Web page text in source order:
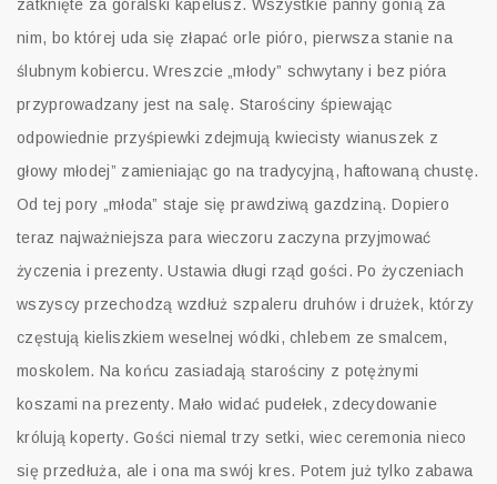
zatknięte za góralski kapelusz. Wszystkie panny gonią za
nim, bo której uda się złapać orle pióro, pierwsza stanie na
ślubnym kobiercu. Wreszcie „młody” schwytany i bez pióra
przyprowadzany jest na salę. Starościny śpiewając
odpowiednie przyśpiewki zdejmują kwiecisty wianuszek z
głowy młodej” zamieniając go na tradycyjną, haftowaną chustę.
Od tej pory „młoda” staje się prawdziwą gazdziną. Dopiero
teraz najważniejsza para wieczoru zaczyna przyjmować
życzenia i prezenty. Ustawia długi rząd gości. Po życzeniach
wszyscy przechodzą wzdłuż szpaleru druhów i drużek, którzy
częstują kieliszkiem weselnej wódki, chlebem ze smalcem,
moskolem. Na końcu zasiadają starościny z potężnymi
koszami na prezenty. Mało widać pudełek, zdecydowanie
królują koperty. Gości niemal trzy setki, wiec ceremonia nieco
się przedłuża, ale i ona ma swój kres. Potem już tylko zabawa